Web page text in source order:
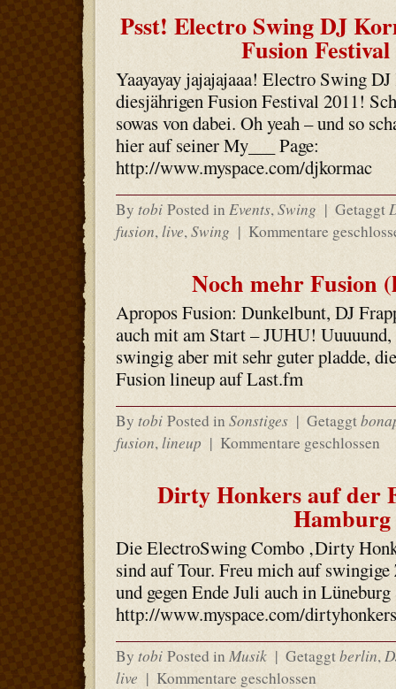
Psst! Electro Swing DJ
Fusion Festival
Yaayayay jajajajaaa! Electro Swing
diesjährigen Fusion Festival 2011!
sowas von dabei. Oh yeah – und so
hier auf seiner My___ Page:
http://www.myspace.com/djkormac
By tobi Posted in Events,Swing | Getaggt
fusion,live,Swing | Kommentare
Noch mehr Fusion
Apropos Fusion: Dunkelbunt, DJ
auch mit am Start – JUHU! Uuuuund,
swingig aber mit sehr guter pladde,
Fusion lineup auf Last.fm
By tobi Posted in Sonstiges | Getaggt
fusion,lineup | Kommentare geschlossen
Dirty Honkers auf der
Hamburg
Die ElectroSwing Combo ‚Dirty
sind auf Tour. Freu mich auf
und gegen Ende Juli auch in
http://www.myspace.com/dirtyhonkers
By tobi Posted in Musik | Getaggtberlin,
live | Kommentare geschlossen